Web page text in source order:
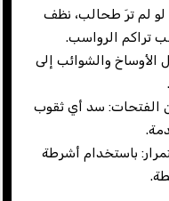
أشهر: حتى لو لم ترَ طحالب، نظف
تراكم الرواسب.
والشوائب إلى
الفتحات: سد أي ثقوب
باستخدام أشرطة